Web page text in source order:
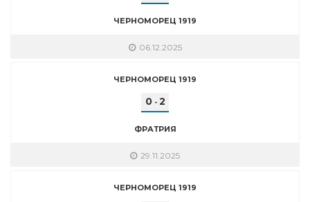
ЧЕРНОМОРЕЦ 1919
06.12.2025
ЧЕРНОМОРЕЦ 1919
0- 2
ФРАТРИЯ
29.11.2025
ЧЕРНОМОРЕЦ 1919